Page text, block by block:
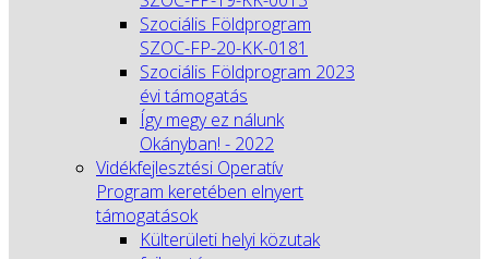
Szociális Földprogram
SZOC-FP-20-KK-0181
Szociális Földprogram 2023
évi támogatás
Így megy ez nálunk
Okányban! - 2022
Vidékfejlesztési Operatív
Program keretében elnyert
támogatások
Külterületi helyi közutak